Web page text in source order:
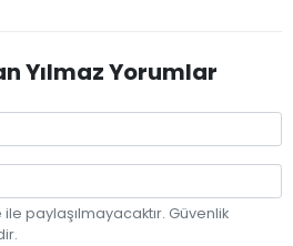
Yılmaz Yorumlar
paylaşılmayacaktır. Güvenlik